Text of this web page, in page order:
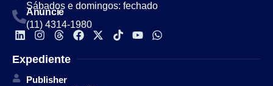
Sábados e domingos: fechado
Anuncie
(11) 4314-1980
Expediente
Publisher